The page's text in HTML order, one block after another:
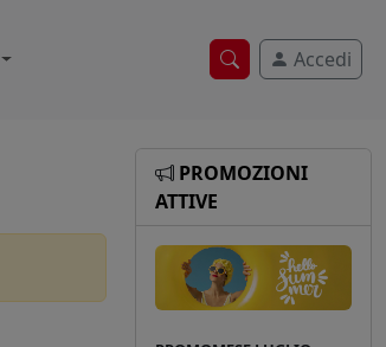
Ricerca veloce
Accedi
Toggle Dropdown
PROMOZIONI
ATTIVE